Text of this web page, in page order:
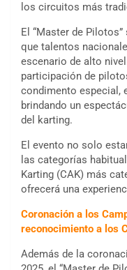
los circuitos más
El “Master de
que talentos
escenario de alto
participación de
condimento especial,
brindando un
del karting.
El evento no solo
las categorías
Karting (CAK) más
ofrecerá una
Coronación a los
reconocimiento a los
Además de la